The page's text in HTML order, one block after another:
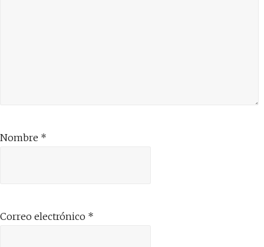
Nombre *
Correo electrónico *